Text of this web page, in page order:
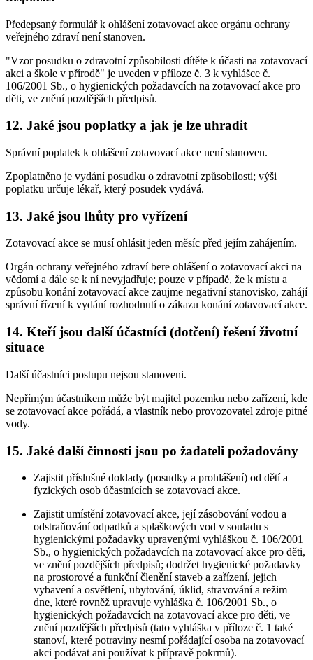
Předepsaný formulář k ohlášení zotavovací akce orgánu ochrany
veřejného zdraví není stanoven.
"Vzor posudku o zdravotní způsobilosti dítěte k účasti na zotavovací
akci a škole v přírodě" je uveden v příloze č. 3 k vyhlášce č.
106/2001 Sb., o hygienických požadavcích na zotavovací akce pro
děti, ve znění pozdějších předpisů.
12. Jaké jsou poplatky a jak je lze uhradit
Správní poplatek k ohlášení zotavovací akce není stanoven.
Zpoplatněno je vydání posudku o zdravotní způsobilosti; výši
poplatku určuje lékař, který posudek vydává.
13. Jaké jsou lhůty pro vyřízení
Zotavovací akce se musí ohlásit jeden měsíc před jejím zahájením.
Orgán ochrany veřejného zdraví bere ohlášení o zotavovací akci na
vědomí a dále se k ní nevyjadřuje; pouze v případě, že k místu a
způsobu konání zotavovací akce zaujme negativní stanovisko, zahájí
správní řízení k vydání rozhodnutí o zákazu konání zotavovací akce.
14. Kteří jsou další účastníci (dotčení) řešení životní
situace
Další účastníci postupu nejsou stanoveni.
Nepřímým účastníkem může být majitel pozemku nebo zařízení, kde
se zotavovací akce pořádá, a vlastník nebo provozovatel zdroje pitné
vody.
15. Jaké další činnosti jsou po žadateli požadovány
Zajistit příslušné doklady (posudky a prohlášení) od dětí a
fyzických osob účastnících se zotavovací akce.
Zajistit umístění zotavovací akce, její zásobování vodou a
odstraňování odpadků a splaškových vod v souladu s
hygienickými požadavky upravenými vyhláškou č. 106/2001
Sb., o hygienických požadavcích na zotavovací akce pro děti,
ve znění pozdějších předpisů; dodržet hygienické požadavky
na prostorové a funkční členění staveb a zařízení, jejich
vybavení a osvětlení, ubytování, úklid, stravování a režim
dne, které rovněž upravuje vyhláška č. 106/2001 Sb., o
hygienických požadavcích na zotavovací akce pro děti, ve
znění pozdějších předpisů (tato vyhláška v příloze č. 1 také
stanoví, které potraviny nesmí pořádající osoba na zotavovací
akci podávat ani používat k přípravě pokrmů).